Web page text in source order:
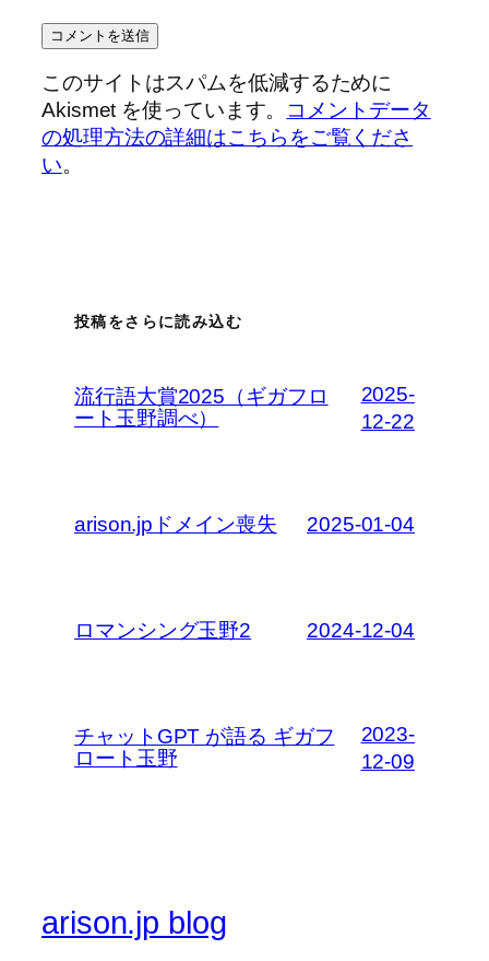
このサイトはスパムを低減するために
Akismet を使っています。
コメントデータ
の処理方法の詳細はこちらをご覧くださ
い。
投稿をさらに読み込む
流行語大賞2025（ギガフロ
ート玉野調べ）
2025-
12-22
arison.jpドメイン喪失 2025-01-04
ロマンシング玉野2 2024-12-04
チャットGPT が語る ギガフ
ロート玉野
2023-
12-09
arison.jp blog